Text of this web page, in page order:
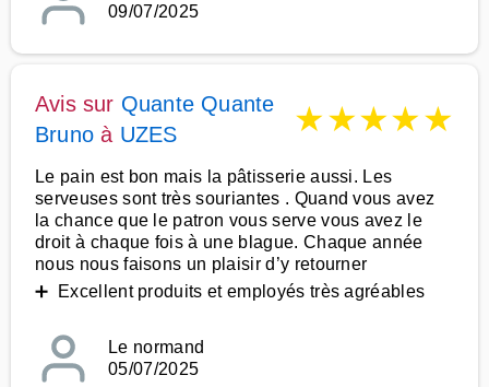
09/07/2025
Avis sur Quante Quante
Bruno à UZES ★★★★★
Le pain est bon mais la pâtisserie aussi. Les
serveuses sont très souriantes . Quand vous avez
la chance que le patron vous serve vous avez le
droit à chaque fois à une blague. Chaque année
nous nous faisons un plaisir d’y retourner
➕ Excellent produits et employés très agréables
Le normand
05/07/2025